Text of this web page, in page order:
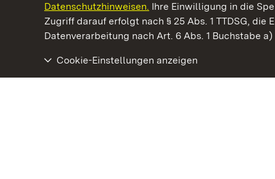
Datenschutzhinweisen. Ihre Einwilligung in die
Zugriff darauf erfolgt nach § 25 Abs. 1 TTDSG, die
Datenverarbeitung nach Art. 6 Abs. 1 Buchstabe a)
Cookie-Einstellungen anzeigen
Kommen. Staunen. Genießen.